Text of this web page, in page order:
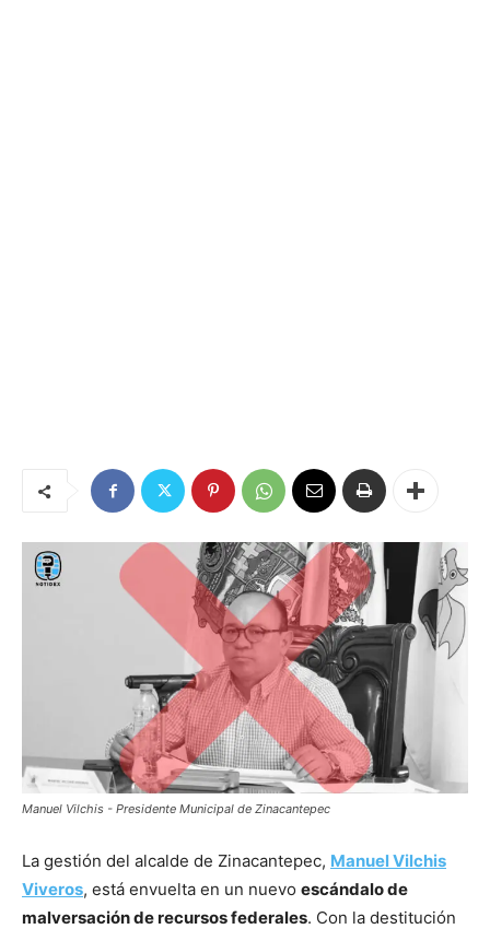
Manuel Vilchis - Presidente Municipal de Zinacantepec
La gestión del alcalde de Zinacantepec, Manuel Vilchis
Viveros, está envuelta en un nuevo escándalo de
malversación de recursos federales. Con la destitución